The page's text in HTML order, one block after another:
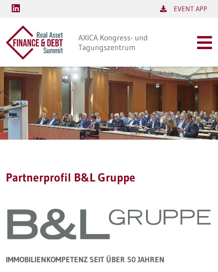
EVENT APP
AXICA Kongress- und
Tagungszentrum
Partnerprofil B&L Gruppe
IMMOBILIENKOMPETENZ SEIT ÜBER 50 JAHREN